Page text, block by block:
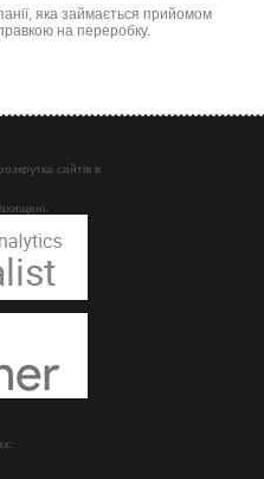
яка займається прийомом
на переробку.
сайтів в